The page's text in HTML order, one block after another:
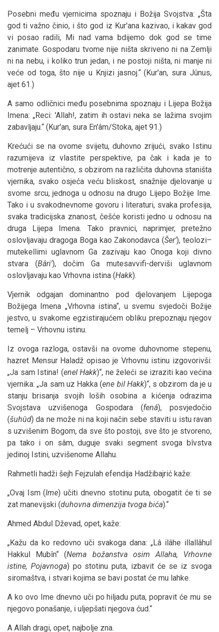
Posebni među vjernicima spoznaju i Božija Svojstva: „Šta
god ti važno činio, i što god iz Kur'ana kazivao, i kakav god
vi posao radili, Mi nad vama bdijemo dok god se time
zanimate. Gospodaru tvome nije ništa skriveno ni na Zemlji
ni na nebu, i koliko trun jedan, i ne postoji ništa, ni manje ni
veće od toga, što nije u Knjizi jasnoj.“ (Kur'an, sura Jûnus,
ajet 61.)
A samo odličnici među posebnima spoznaju i Lijepa Božija
Imena: „Reci: 'Allah!, zatim ih ostavi neka se lažima svojim
zabavljaju.“ (Kur'an, sura En'âm/Stoka, ajet 91.)
Krećući se na ovome svijetu, duhovno zrijući, svako Istinu
razumijeva iz vlastite perspektive, pa čak i kada je to
motrenje autentično, s obzirom na različita duhovna staništa
vjernika, svako osjeća veću bliskost, snažnije djelovanje u
svome srcu, jednoga u odnosu na drugo Lijepo Božije Ime.
Tako i u svakodnevnome govoru i literaturi, svaka profesija,
svaka tradicijska znanost, češće koristi jedno u odnosu na
druga Lijepa Imena. Tako pravnici, naprimjer, pretežno
oslovljavaju dragoga Boga kao Zakonodavca (Šer'), teolozi–
mutekellimi uglavnom Ga zazivaju kao Onoga koji divno
stvara (Bâri'), dočim Ga mutesavvifi-derviši uglavnom
oslovljavaju kao Vrhovna istina (Hakk).
Vjernik odgajan dominantno pod djelovanjem Lijepoga
Božijega Imena „Vrhovna istina“, u svemu svjedoči Božije
jestvo, u svakome egzistirajućem obliku prepoznaju njegov
temelj – Vrhovnu istinu.
Iz ovoga razloga, ostavši na ovome duhovnome stepenu,
hazret Mensur Haladž opisao je Vrhovnu istinu izgovorivši:
„Ja sam Istina! (enel Hakk)“, ne želeći se izraziti kao većina
vjernika: „Ja sam uz Hakka (ene bil Hakk)“, s obzirom da je u
stanju brisanja svojih loših osobina a kićenja odrazima
Svojstava uzvišenoga Gospodara (fenâ), posvjedočio
(šuhûd) da ne može ni na koji način sebe staviti u istu ravan
s uzvišenim Bogom, da sve što postoji, sve što je stvoreno,
pa tako i on sâm, duguje svaki segment svoga bîvstva
jedinoj Istini, uzvišenome Allahu.
Rahmetli hadži šejh Fejzulah efendija Hadžibajrić kaže:
„Ovaj Ism (Ime) učiti dnevno stotinu puta, obogatit će ti se
zat manevijski (duhovna dimenzija tvoga bića).“
Ahmed Abdul Dževad, opet, kaže:
„Kažu da ko redovno uči svakoga dana: „Lâ ilâhe illallâhul
Hakkul Mubîn“ (Nema božanstva osim Allaha, Vrhovne
istine, Pojavnoga) po stotinu puta, izbavit će se iz svoga
siromaštva, i stvari kojima se bavi postat će mu lahke.
A ko ovo Ime dnevno uči po hiljadu puta, popravit će mu se
njegovo ponašanje, i uljepšati njegova ćud.“
A Allah dragi, opet, najbolje zna.